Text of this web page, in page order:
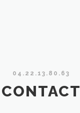
04.22.13.80.63
CONTACT